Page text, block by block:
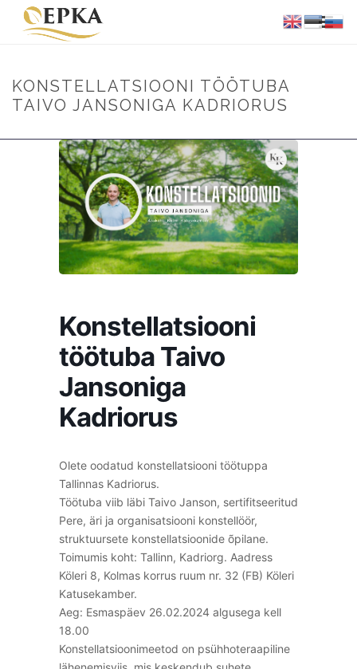
KONSTELLATSIOONI TÖÖTUBA
TAIVO JANSONIGA KADRIORUS
Konstellatsiooni
töötuba Taivo
Jansoniga
Kadriorus
Olete oodatud konstellatsiooni töötuppa
Tallinnas Kadriorus.
Töötuba viib läbi Taivo Janson, sertifitseeritud
Pere, äri ja organisatsiooni konstellöör,
struktuursete konstellatsioonide õpilane.
Toimumis koht: Tallinn, Kadriorg. Aadress
Köleri 8, Kolmas korrus ruum nr. 32 (FB) Köleri
Katusekamber.
Aeg: Esmaspäev 26.02.2024 algusega kell
18.00
Konstellatsioonimeetod on psühhoteraapiline